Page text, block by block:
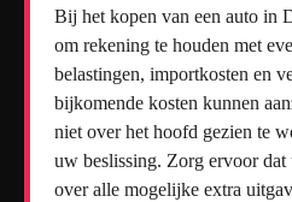
Bij het kopen van een auto in
om rekening te houden met
belastingen, importkosten en
bijkomende kosten kunnen
niet over het hoofd gezien te
uw beslissing. Zorg ervoor
over alle mogelijke extra